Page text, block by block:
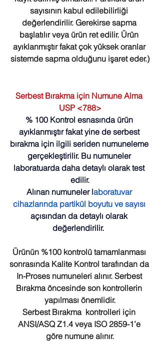
sayısının kabul edilebilirliği
değerlendirilir. Gerekirse sapma
başlatılır veya ürün ret edilir. Ürün
ayıklanmıştır fakat çok yüksek oranlar
sistemde sapma olduğunu işaret eder.)
Serbest Bırakma için Numune Alma
USP <788>
% 100 Kontrol esnasında ürün
ayıklanmıştır fakat yine de serbest
bırakma için ilgili seriden numuneleme
gerçekleştirilir. Bu numuneler
laboratuarda daha detaylı olarak test
edilir.
Alınan numuneler laboratuvar
cihazlarında partikül boyutu ve sayısı
açısından da detaylı olarak
değerlendirilir.
Ürünün %100 kontrolü tamamlanması
sonrasında Kalite Kontrol tarafından da
In-Proses numuneleri alınır. Serbest
Bırakma öncesinde son kontrollerin
yapılması önemlidir.
Serbest Bırakma  kontrolleri için
ANSI/ASQ Z1.4 veya ISO 2859-1’e
göre numune alınır.